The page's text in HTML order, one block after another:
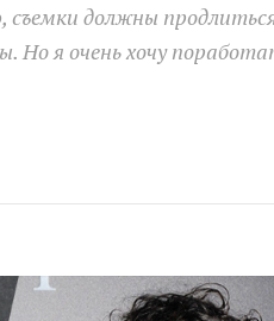
должны
Но я очень хочу